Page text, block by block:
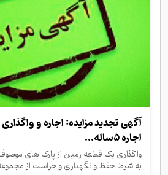
آگهی تجدید مزایده: اجاره و واگذاری
اجاره ۵ساله...
واگذاری یک قطعه زمین از پارک های
به شرط حفظ و نگهداری و حراست از